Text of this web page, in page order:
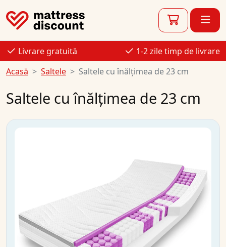
Livrare gratuită
1-2 zile timp de livrare
Acasă
Saltele Saltele cu înălțimea de 23 cm
Saltele cu înălțimea de 23 cm